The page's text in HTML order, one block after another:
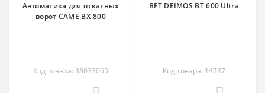
Автоматика для откатных
ворот CAME BX-800
Код товара: 33033065
BFT DEIMOS BT 600 Ultra
Код товара: 14747